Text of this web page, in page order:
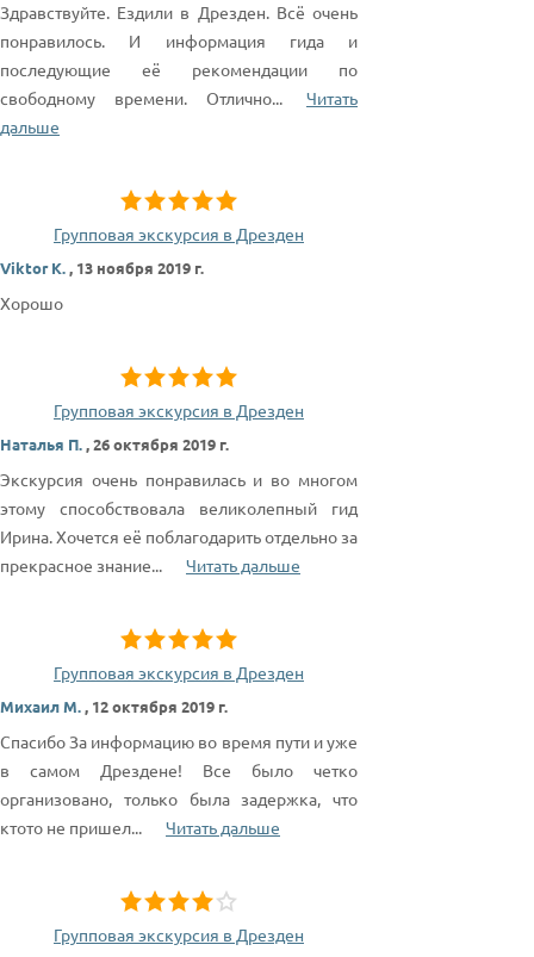
Здравствуйте. Ездили в Дрезден. Всё очень
понравилось. И информация гида и
последующие её рекомендации по
свободному времени. Отлично...
Читать
дальше
Групповая экскурсия в Дрезден
Viktor K., 13 ноября 2019 г.
Хорошо
Групповая экскурсия в Дрезден
Наталья П.,26 октября 2019 г.
Экскурсия очень понравилась и во многом
этому способствовала великолепный гид
Ирина. Хочется её поблагодарить отдельно за
прекрасное знание... Читать дальше
Групповая экскурсия в Дрезден
Михаил М., 12 октября 2019 г.
Спасибо За информацию во время пути и уже
в самом Дрездене! Все было четко
организовано, только была задержка, что
ктото не пришел... Читать дальше
Групповая экскурсия в Дрезден